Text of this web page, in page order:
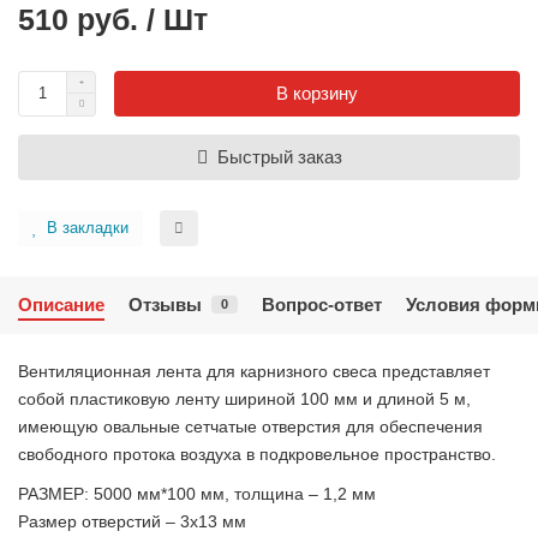
510 руб. / Шт
В корзину
Быстрый заказ
В закладки
Описание Отзывы 0 Вопрос-ответ Условия
Вентиляционная лента для карнизного свеса представляет
собой пластиковую ленту шириной 100 мм и длиной 5 м,
имеющую овальные сетчатые отверстия для обеспечения
свободного протока воздуха в подкровельное пространство.
РАЗМЕР: 5000 мм*100 мм, толщина – 1,2 мм
Размер отверстий – 3х13 мм